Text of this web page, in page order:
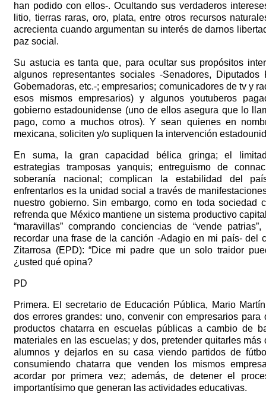
han podido con ellos-. Ocultando sus verdaderos
litio, tierras raras, oro, plata, entre otros recursos
acrecienta cuando argumentan su interés de darnos
paz social.
Su astucia es tanta que, para ocultar sus propósitos
algunos representantes sociales -Senadores, Diputados
Gobernadoras, etc.-; empresarios; comunicadores de tv y
esos mismos empresarios) y algunos youtuberos
gobierno estadounidense (uno de ellos asegura que lo
pago, como a muchos otros). Y sean quienes en
mexicana, soliciten y/o supliquen la intervención
En suma, la gran capacidad bélica gringa; el
estrategias tramposas yanquis; entreguismo de
soberanía nacional; complican la estabilidad del
enfrentarlos es la unidad social a través de
nuestro gobierno. Sin embargo, como en toda sociedad
refrenda que México mantiene un sistema productivo
“maravillas” comprando conciencias de “vende
recordar una frase de la canción -Adagio en mi país- del
Zitarrosa (EPD): “Dice mi padre que un solo traidor
¿usted qué opina?
PD
Primera. El secretario de Educación Pública, Mario
dos errores grandes: uno, convenir con empresarios para
productos chatarra en escuelas públicas a cambio de
materiales en las escuelas; y dos, pretender quitarles
alumnos y dejarlos en su casa viendo partidos de
consumiendo chatarra que venden los mismos
acordar por primera vez; además, de detener el
importantísimo que generan las actividades educativas.